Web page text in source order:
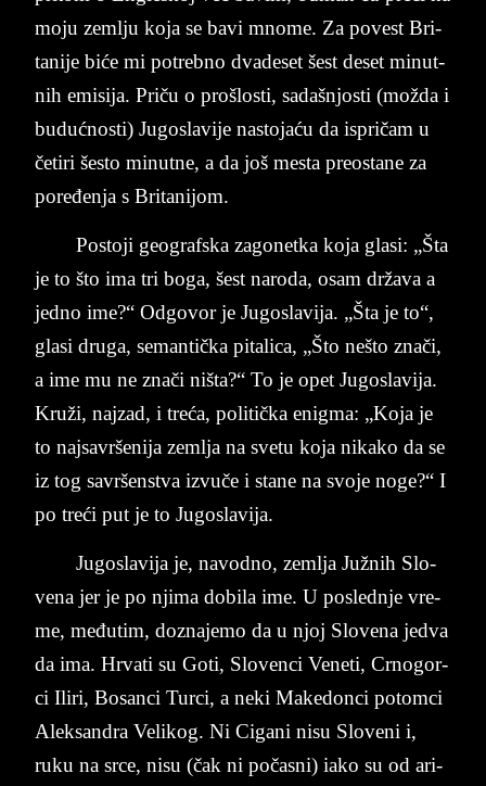
mo­ju­ zem­lju koja se bavi mno­me. Za po­vest Bri­
ta­ni­je biće mi po­treb­no dva­de­set­ šest­ de­set ­mi­nut­
nih emi­si­ja. Priču o pro­šlo­sti, sa­da­šn­jo­sti (možda i
bu­dućno­sti) Ju­go­sla­vi­je na­sto­jaću da ispričam u
četi­ri še­sto ­mi­nut­ne, a da ­još me­sta pre­o­sta­ne­ za
poređen­ja s Bri­ta­ni­jom.
Po­sto­ji ge­o­graf­ska za­go­net­ka koja gla­si: „Šta
je to što ima tri boga, šest na­ro­da, osam država a
jed­no ime?“ Od­go­vor je Ju­go­sla­vi­ja. „Šta je to“,
gla­si dru­ga, se­man­tička pi­ta­li­ca, „Što ne­š­to znači,
a ime mu ne znači niš­ta?“ To je ope­t Ju­go­sla­vi­ja.
Kruži, naj­zad, i treća, po­li­tička enig­ma: „Koja je
to naj­sa­vrše­nija zem­lja na sve­tu koja ni­ka­ko da se
iz tog sa­vr­šen­stva iz­vu­če i sta­ne na svo­je noge?“ I
po treći put je to Jugo­sla­vi­ja.
Ju­go­sla­vi­ja je, na­vod­no, zemlja Ju­žnih Slo­
ve­na jer je po nji­ma do­bi­la ime. U pos­led­nje vre­
me, međutim, do­zna­je­mo da u njoj Slo­ve­na je­dva
da ima. Hr­va­ti su Goti, Slo­ven­ci Ve­ne­ti, Cr­no­gor­
ci Ili­ri, Bo­san­ci Tur­ci, a neki Ma­ke­don­ci poto­mci
Alek­san­dra Ve­li­kog. Ni Ci­ga­ni nisu Slo­ve­ni i,
ruku na srce, nisu (čak ni počasni) iako su od ari­